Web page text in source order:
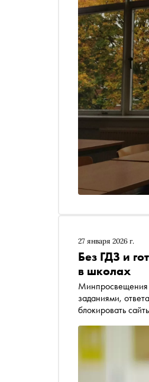
27 января 2026 г.
Без ГДЗ и
в школах
Минпросвещения
заданиями,
блокировать
к чему может